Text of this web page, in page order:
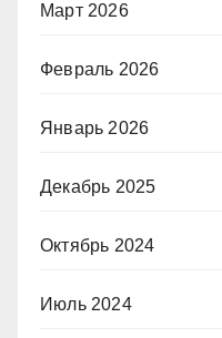
Март 2026
Февраль 2026
Январь 2026
Декабрь 2025
Октябрь 2024
Июль 2024